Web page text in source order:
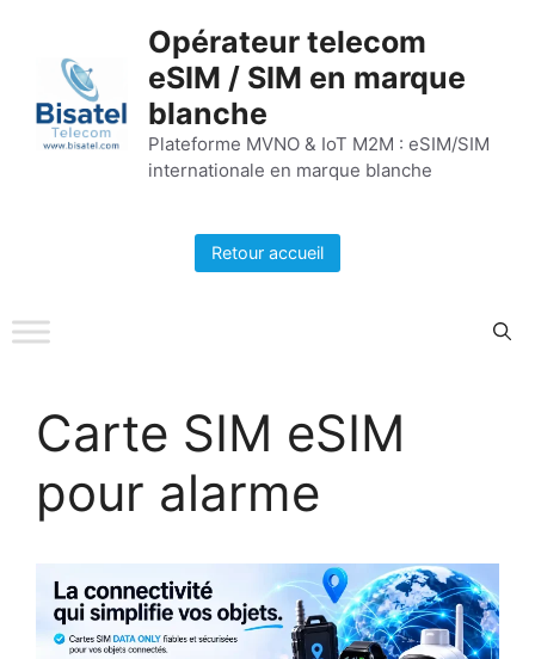
contenu
Opérateur telecom
eSIM / SIM en marque
blanche
Plateforme MVNO & IoT M2M : eSIM/SIM
internationale en marque blanche
Retour accueil
Carte SIM eSIM
pour alarme